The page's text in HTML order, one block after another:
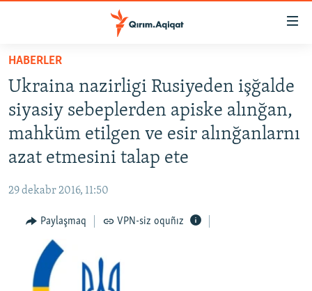
Esas
qaytmaq
Baş
navigatsiyağa
qaytmaq
Qıdıruvğa
HABERLER
İQTİSADİYAT
CEMİYET
İNSAN AQLARI
VİDEO
SÜRET
BLOGLAR
HABERLER
Ukraina nazirligi Rusiyeden işğalde
siyasiy sebeplerden apiske alınğan,
mahküm etilgen ve esir alınğanlarnı
azat etmesini talap ete
29 dekabr 2016, 11:50
Paylaşmaq VPN-siz oquñız